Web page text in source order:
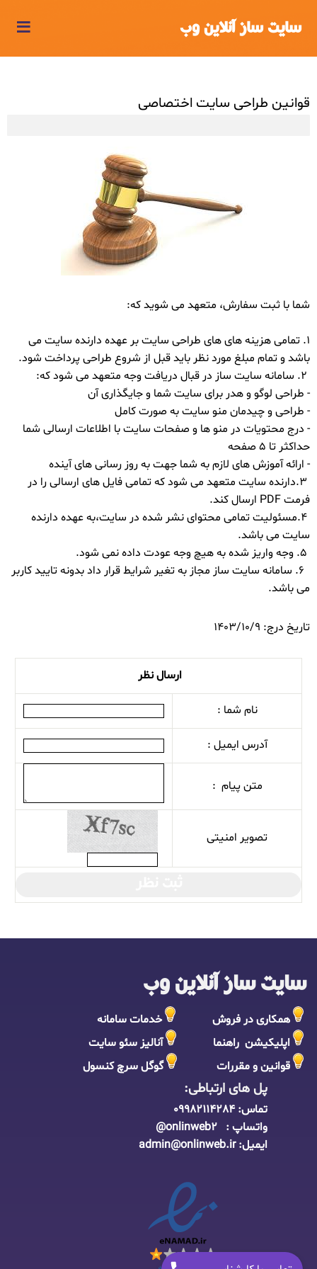
سایت ساز آنلاین وب ≡
قوانین طراحی سایت اختصاصی
شما با ثبت سفارش، متعهد می شوید که:
1. تمامی هزینه های های طراحی سایت بر عهده دارنده سایت می
باشد و تمام مبلغ مورد نظر باید قبل از شروع طراحی پرداخت شود.
- طراحی لوگو و هدر برای سایت شما و جایگذاری آن
- طراحی و چیدمان منو سایت به صورت کامل
- درج محتویات در منو ها و صفحات سایت با اطلاعات ارسالی شما
حداکثر تا 5 صفحه
- ارائه آموزش های لازم به شما جهت به روز رسانی های آینده
3.دارنده سایت متعهد می شود که تمامی فایل های ارسالی را در
فرمت PDF ارسال کند.
4.مسئولیت تمامی محتوای نشر شده در سایت،به عهده دارنده
سایت می باشد.
6. سامانه سایت ساز مجاز به تغیر شرایط قرار داد بدونه تایید کاربر
می باشد.
تاریخ درج: 1403/10/9
ارسال نظر
نام شما :
آدرس ایمیل :
متن پیام :
تصویر امنیتی
سایت ساز آنلاین وب
همکاری در فروش
خدمات سامانه
اپلیکیشن راهنما
آنالیز سئو سایت
قوانین و مقررات
گوگل سرچ کنسول
پل های ارتباطی:
تماس: 09982114284
واتساپ : onlinweb2@
ایمیل:admin@onlinweb.i
r